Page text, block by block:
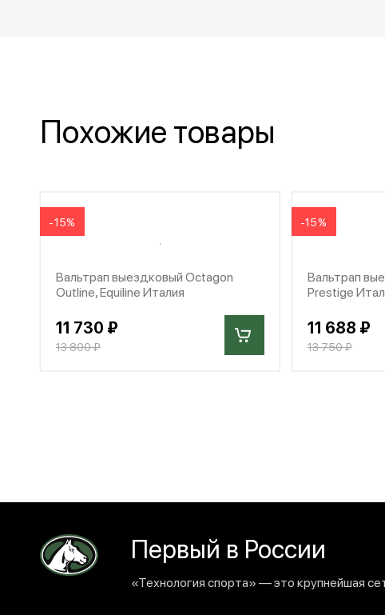
Похожие товары
-15%
Вальтрап выездковый Octagon
Outline, Equiline Италия
11 730 ₽
13 800 ₽
-15%
Вальтрап
Prestige
11 688 ₽
13 750 ₽
Первый в России
«Технология спорта» — это крупнейшая